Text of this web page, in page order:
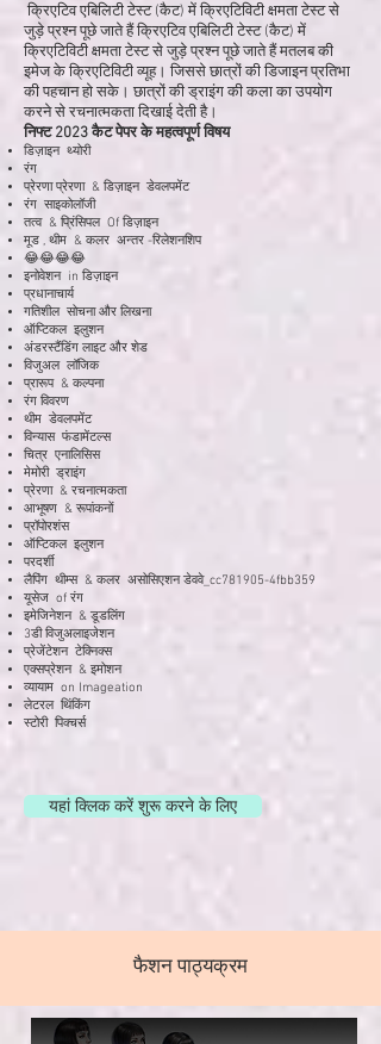
क्रिएटिव एबिलिटी टेस्ट (कैट) में क्रिएटिविटी क्षमता टेस्ट से
जुड़े प्रश्न पूछे जाते हैं क्रिएटिव एबिलिटी टेस्ट (कैट) में
क्रिएटिविटी क्षमता टेस्ट से जुड़े प्रश्न पूछे जाते हैं मतलब की
इमेज के क्रिएटिविटी व्यूह। ‌जिससे छात्रों की डिजाइन प्रतिभा
की पहचान हो सके। छात्रों की ड्राइंग की कला का उपयोग
करने से रचनात्मकता दिखाई देती है। ‌
निफ्ट 2023 कैट पेपर के महत्वपूर्ण विषय
डिज़ाइन थ्योरी
रंग
प्रेरणा प्रेरणा & डिज़ाइन डेवलपमेंट
रंग साइकोलॉजी
तत्व & प्रिंसिपल Of डिज़ाइन
मूड , थीम & कलर अन्तर -रिलेशनशिप
😂😂😂😂
इनोवेशन in डिज़ाइन
प्रधानाचार्य
गतिशील सोचना और लिखना
ऑप्टिकल इलुशन
अंडरस्टैंडिंग लाइट और शेड
विजुअल लॉजिक
प्रारूप & कल्पना
रंग विवरण
थीम डेवलपमेंट
विन्यास फंडामेंटल्स
चित्र एनालिसिस
मेमोरी ड्राइंग
प्रेरणा & रचनात्मकता
आभूषण & रूपांकनों
प्रॉपोरशंस
ऑप्टिकल इलुशन
परदर्शी
लैपिंग थीम्स & कलर असोसिएशन डेववे_cc781905-4fbb359
यूसेज of रंग
इमेजिनेशन & डूडलिंग
3डी विजुअलाइजेशन
प्रेजेंटेशन टेक्निक्स
एक्सप्रेशन & इमोशन
व्यायाम on Imageation
लेटरल थिंकिंग
स्टोरी पिक्चर्स
यहां क्लिक करें शुरू करने के लिए
फैशन पाठ्यक्रम